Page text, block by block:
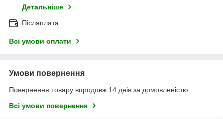
Детальніше
Післяплата
Всі умови оплати
Умови повернення
Повернення товару впродовж 14 днів за домовленістю
Всі умови повернення